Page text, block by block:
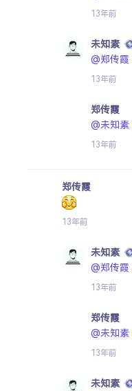
13年前
未知素
@郑传霞
13年前
郑传霞
@未知素
13年前
郑传霞
13年前
未知素
@郑传霞
13年前
郑传霞
@未知素
13年前
未知素